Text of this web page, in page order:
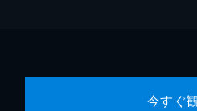
今すぐ